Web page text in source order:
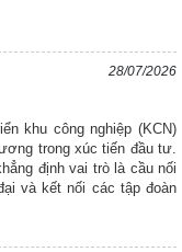
28/07/2026
khu công nghiệp (KCN)
trong xúc tiến đầu tư.
định vai trò là cầu nối
và kết nối các tập đoàn